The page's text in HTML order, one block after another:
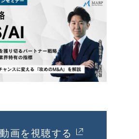
画を視聴する